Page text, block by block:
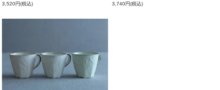
3,520円(税込)
3,740円(税込)